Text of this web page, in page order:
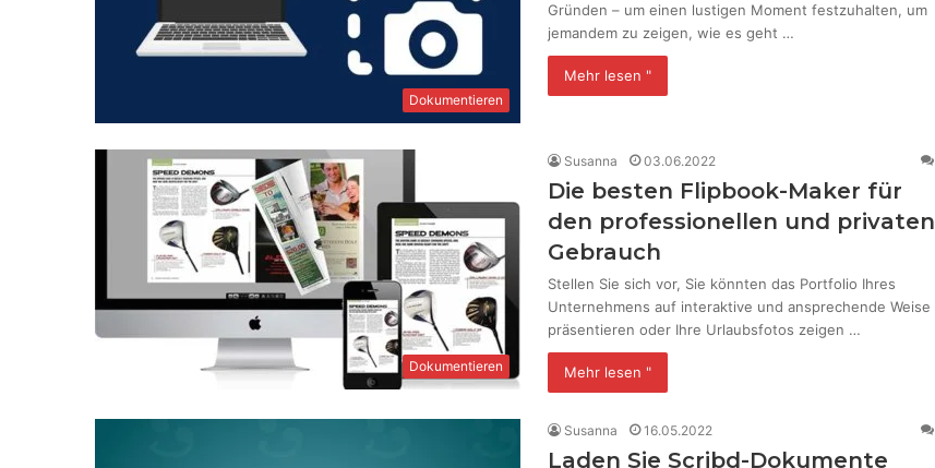
Dokumentieren
Gründen – um einen lustigen Moment festzuhalten, um
jemandem zu zeigen, wie es geht …
Mehr lesen "
Dokumentieren
Susanna 03.06.2022
Die besten Flipbook-Maker für
den professionellen und privaten
Gebrauch
Stellen Sie sich vor, Sie könnten das Portfolio Ihres
Unternehmens auf interaktive und ansprechende Weise
präsentieren oder Ihre Urlaubsfotos zeigen …
Mehr lesen "
Susanna 16.05.2022
Laden Sie Scribd-Dokumente